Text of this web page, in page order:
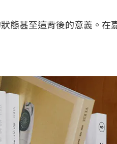
態甚至這背後的意義。